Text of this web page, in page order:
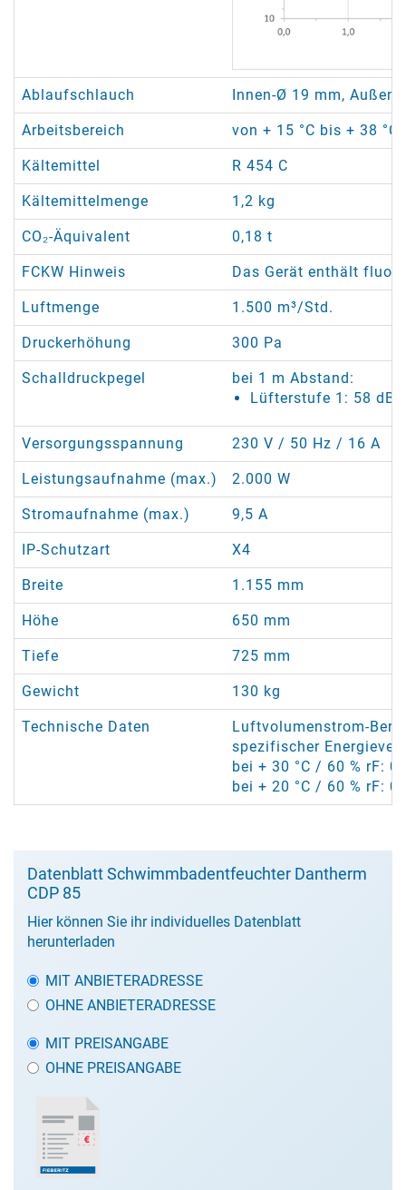
Ablaufschlauch Innen-Ø 19 mm,
Arbeitsbereich von + 15 °C bis + 38
Kältemittel R 454 C
Kältemittelmenge 1,2 kg
CO₂-Äquivalent 0,18 t
FCKW Hinweis Das Gerät enthält
Luftmenge 1.500 m³/Std.
Druckerhöhung 300 Pa
Schalldruckpegel
bei 1 m Abstand:
Lüfterstufe 1: 58
Versorgungsspannung 230 V / 50 Hz / 16 A
Leistungsaufnahme (max.) 2.000 W
Stromaufnahme (max.) 9,5 A
IP-Schutzart X4
Breite 1.155 mm
Höhe 650 mm
Tiefe 725 mm
Gewicht 130 kg
Technische Daten
Luftvolumenstrom-
spezifischer
bei + 30 °C / 60 % rF:
bei + 20 °C / 60 % rF:
Datenblatt Schwimmbadentfeuchter Dantherm
CDP 85
Hier können Sie ihr individuelles Datenblatt
herunterladen
MIT ANBIETERADRESSE
OHNE ANBIETERADRESSE
MIT PREISANGABE
OHNE PREISANGABE